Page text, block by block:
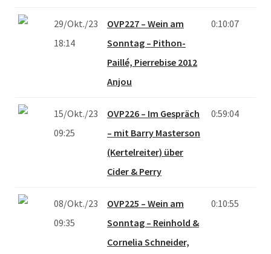
29/Okt./23
18:14
OVP227 – Wein am
Sonntag – Pithon-
Paillé, Pierrebise 2012
Anjou
0:10:07
15/Okt./23
09:25
OVP226 – Im Gespräch
– mit Barry Masterson
(Kertelreiter) über
Cider & Perry
0:59:04
08/Okt./23
09:35
OVP225 – Wein am
Sonntag – Reinhold &
Cornelia Schneider,
0:10:55